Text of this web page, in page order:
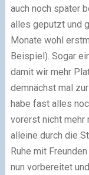
auch noch später
alles geputzt und
Monate wohl
Beispiel). Sogar
damit wir mehr
demnächst mal
habe fast alles
vorerst nicht mehr
alleine durch die
Ruhe mit
nun vorbereitet